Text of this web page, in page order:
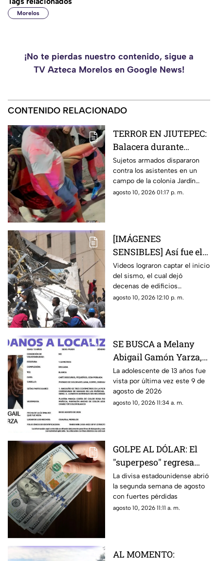
Morelos
¡No te pierdas nuestro contenido, sigue a
TV Azteca Morelos en Google News!
CONTENIDO RELACIONADO
TERROR EN JIUTEPEC:
Balacera durante
partido de futbol deja
tres heridos
Sujetos armados dispararon
contra los asistentes en un
campo de la colonia Jardín
Juárez, desatando momentos
agosto 10, 2026 01:17 p. m.
[IMÁGENES
SENSIBLES] Así fue el
devastador terremoto
de 7.4 que dejó al
menos 71 muertos en
Colombia
Videos lograron captar el inicio
del sismo, el cual dejó
decenas de edificios
colapsados y momentos de
agosto 10, 2026 12:10 p. m.
SE BUSCA a Melany
Abigail Gamón Yarza,
menor DESAPARECIDA
en Cuautla
La adolescente de 13 años fue
vista por última vez este 9 de
agosto de 2026
agosto 10, 2026 11:34 a. m.
GOLPE AL DÓLAR: El
"superpeso" regresa
este inicio de semana;
estoy cuesta HOY 10 de
agosto
La divisa estadounidense abrió
la segunda semana de agosto
con fuertes pérdidas
agosto 10, 2026 11:11 a. m.
AL MOMENTO: